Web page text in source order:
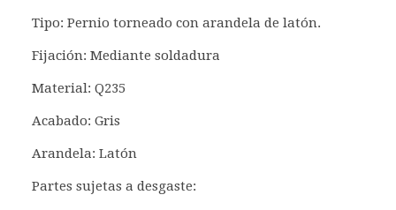
Tipo: Pernio torneado con arandela de latón.
Fijación: Mediante soldadura
Material: Q235
Acabado: Gris
Arandela: Latón
Partes sujetas a desgaste: